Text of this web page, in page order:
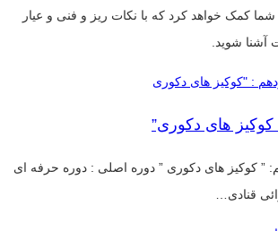
کمک خواهد کرد که با نکات ریز و فنی و عیار
آشنا شوید.
های دکوری”
” کوکیز های دکوری ” دوره اصلی : دوره حرفه ای
قنادی…